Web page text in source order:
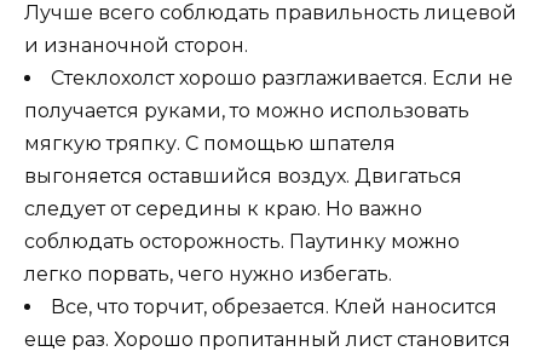
Лучше всего соблюдать правильность лицевой
и изнаночной сторон.
Стеклохолст хорошо разглаживается. Если не
получается руками, то можно использовать
мягкую тряпку. С помощью шпателя
выгоняется оставшийся воздух. Двигаться
следует от середины к краю. Но важно
соблюдать осторожность. Паутинку можно
легко порвать, чего нужно избегать.
Все, что торчит, обрезается. Клей наносится
еще раз. Хорошо пропитанный лист становится